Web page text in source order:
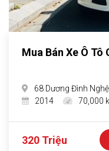
Mua Bán Xe Ô Tô
68 Dương Đình
2014
70,000
320 Triệu